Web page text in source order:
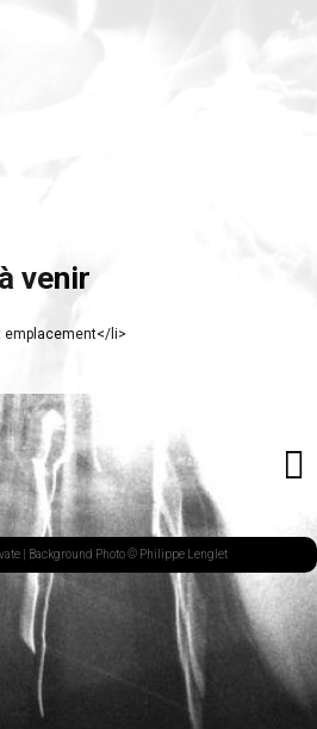
venir
emplacement</li>
| Background Photo © Philippe Lenglet